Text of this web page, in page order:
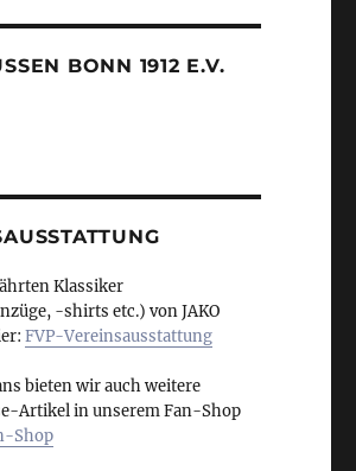
BONN 1912 E.V.
Klassiker
-shirts etc.) von JAKO
FVP-Vereinsausstattung
bieten wir auch weitere
Artikel in unserem Fan-Shop
Shop